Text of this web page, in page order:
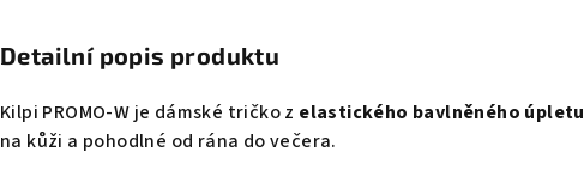
Detailní popis produktu
Kilpi PROMO-W je dámské tričko z elastického bavlněného úpletu
na kůži a pohodlné od rána do večera.